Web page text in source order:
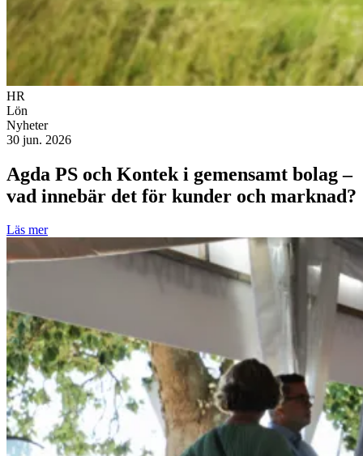
HR
Lön
Nyheter
30 jun. 2026
Agda PS och Kontek i gemensamt bolag –
vad innebär det för kunder och marknad?
Läs mer